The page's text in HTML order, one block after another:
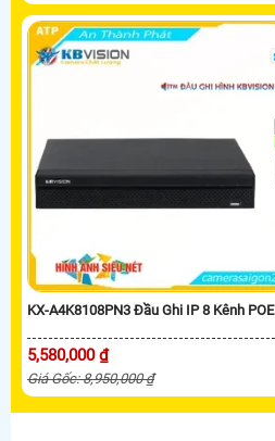
KX-A4K8108PN3 Đầu Ghi IP 8 Kênh POE
5,580,000 ₫
Giá Gốc: 8,950,000 ₫